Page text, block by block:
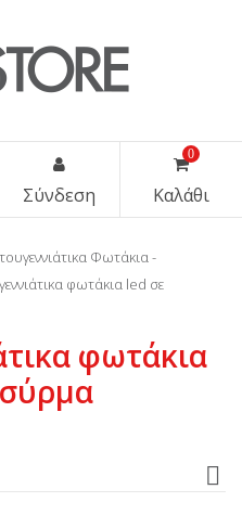
Σύνδεση
0
Καλάθι
Φωτάκια -
φωτάκια led σε
φωτάκια